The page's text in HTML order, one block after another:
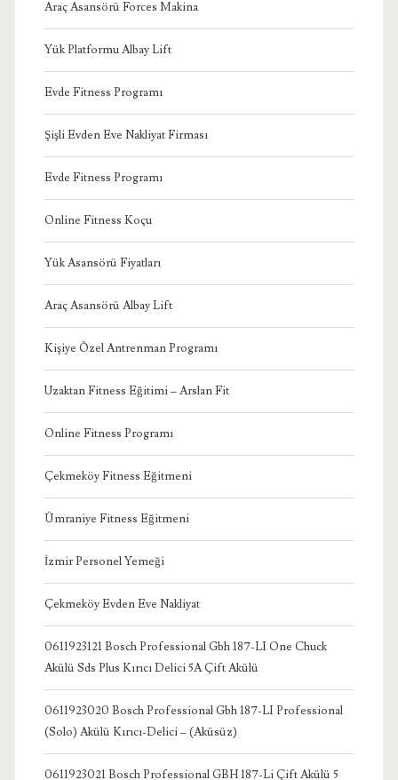
Araç Asansörü Forces Makina
Yük Platformu Albay Lift
Evde Fitness Programı
Şişli Evden Eve Nakliyat Firması
Evde Fitness Programı
Online Fitness Koçu
Yük Asansörü Fiyatları
Araç Asansörü Albay Lift
Kişiye Özel Antrenman Programı
Uzaktan Fitness Eğitimi – Arslan Fit
Online Fitness Programı
Çekmeköy Fitness Eğitmeni
Ümraniye Fitness Eğitmeni
İzmir Personel Yemeği
Çekmeköy Evden Eve Nakliyat
0611923121 Bosch Professional Gbh 187-LI One Chuck
Akülü Sds Plus Kırıcı Delici 5A Çift Akülü
0611923020 Bosch Professional Gbh 187-LI Professional
(Solo) Akülü Kırıcı-Delici – (Aküsüz)
0611923021 Bosch Professional GBH 187-Li Çift Akülü 5